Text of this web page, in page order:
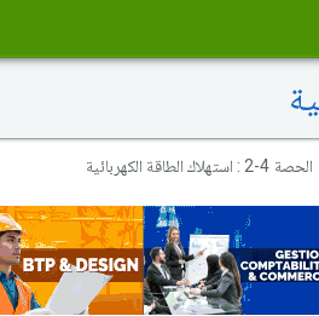
الحصة 4-2 : استهلاك الطاقة الكهربائية